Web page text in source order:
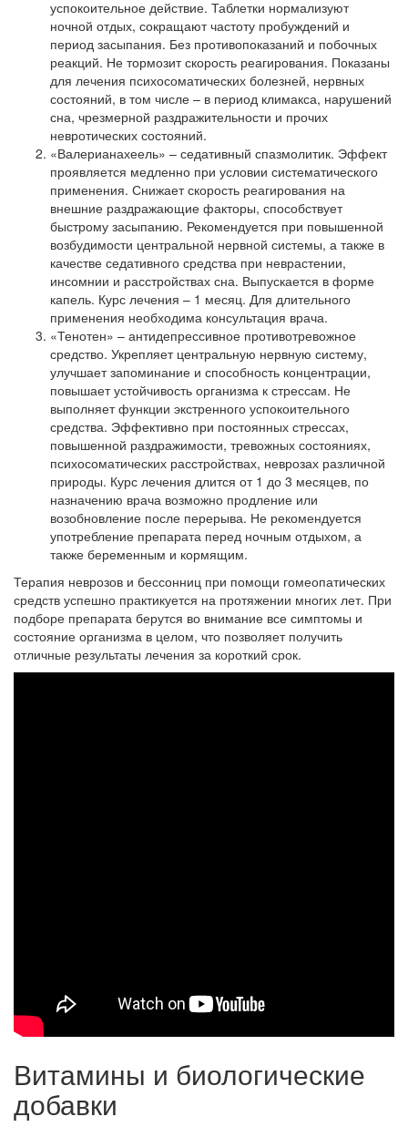
успокоительное действие. Таблетки нормализуют
ночной отдых, сокращают частоту пробуждений и
период засыпания. Без противопоказаний и побочных
реакций. Не тормозит скорость реагирования. Показаны
для лечения психосоматических болезней, нервных
состояний, в том числе – в период климакса, нарушений
сна, чрезмерной раздражительности и прочих
невротических состояний.
«Валерианахеель» – седативный спазмолитик. Эффект
проявляется медленно при условии систематического
применения. Снижает скорость реагирования на
внешние раздражающие факторы, способствует
быстрому засыпанию. Рекомендуется при повышенной
возбудимости центральной нервной системы, а также в
качестве седативного средства при неврастении,
инсомнии и расстройствах сна. Выпускается в форме
капель. Курс лечения – 1 месяц. Для длительного
применения необходима консультация врача.
«Тенотен» – антидепрессивное противотревожное
средство. Укрепляет центральную нервную систему,
улучшает запоминание и способность концентрации,
повышает устойчивость организма к стрессам. Не
выполняет функции экстренного успокоительного
средства. Эффективно при постоянных стрессах,
повышенной раздражимости, тревожных состояниях,
психосоматических расстройствах, неврозах различной
природы. Курс лечения длится от 1 до 3 месяцев, по
назначению врача возможно продление или
возобновление после перерыва. Не рекомендуется
употребление препарата перед ночным отдыхом, а
также беременным и кормящим.
Терапия неврозов и бессонниц при помощи гомеопатических
средств успешно практикуется на протяжении многих лет. При
подборе препарата берутся во внимание все симптомы и
состояние организма в целом, что позволяет получить
отличные результаты лечения за короткий срок.
Витамины и биологические
добавки